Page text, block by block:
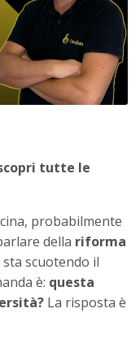
tutte le
probabilmente
della riforma
sta scuotendo il
è: questa
La risposta è